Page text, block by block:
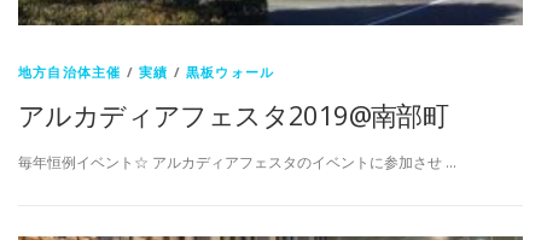
地方自治体主催 /実績 /黒板ウォール
アルカディアフェスタ2019@南部町
毎年恒例イベント☆ アルカディアフェスタのイベントに参加させ …